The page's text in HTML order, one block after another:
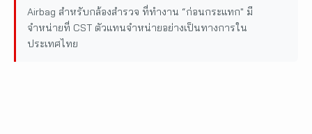
Airbag สำหรับกล้องสำรวจ ที่ทำงาน “ก่อนกระแทก" มี
จำหน่ายที่ CST ตัวแทนจำหน่ายอย่างเป็นทางการใน
ประเทศไทย